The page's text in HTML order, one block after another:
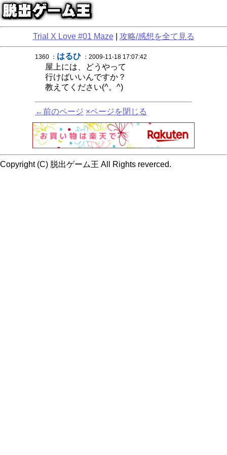
Trial X Love #01 Maze| 攻略/感想を全て見る
1360 ： はるひ ：2009-11-18 17:07:42
屋上には、どうやって
行けばいいんですか？
教えてください(^。^)
←前のページ ×ページを閉じる
Copyright (C) 脱出ゲーム王 All Rights reverced.